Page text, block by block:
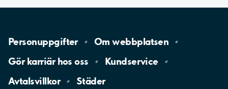
Personuppgifter Omwebbplatsen
Gör karriär hososs
Kundservice
Avtalsvillkor
Städer